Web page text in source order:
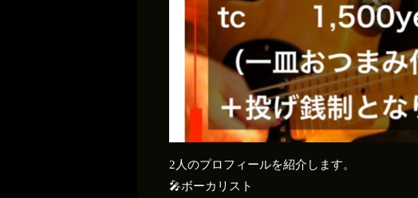
2人のプロフィールを紹介します。
🎤ボーカリスト